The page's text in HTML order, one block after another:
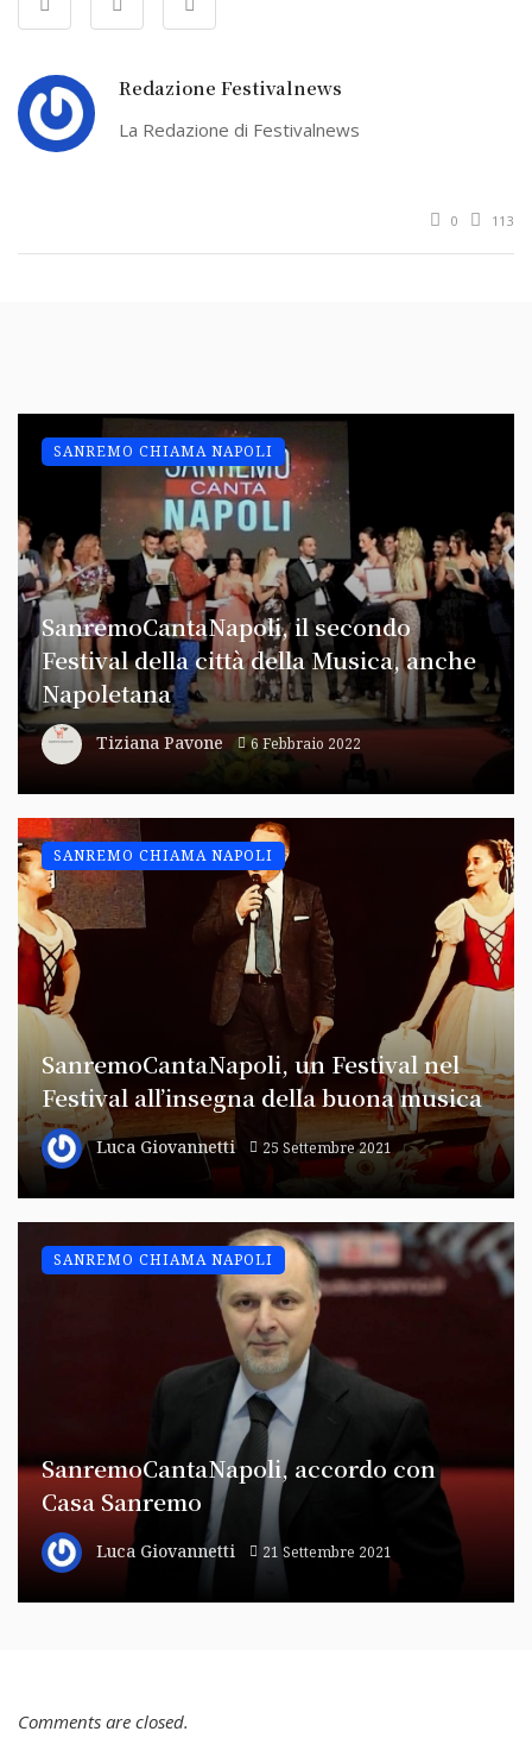
Redazione Festivalnews
La Redazione di Festivalnews
0 113
SanremoCantaNapoli, il secondo
Festival della città della Musica, anche
Napoletana
Tiziana Pavone 6 Febbraio 2022
SANREMO CHIAMA NAPOLI
SanremoCantaNapoli, un Festival nel
Festival all’insegna della buona musica
Luca Giovannetti 25 Settembre 2021
SANREMO CHIAMA NAPOLI
SanremoCantaNapoli, accordo con
Casa Sanremo
Luca Giovannetti 21 Settembre 2021
SANREMO CHIAMA NAPOLI
Comments are closed.